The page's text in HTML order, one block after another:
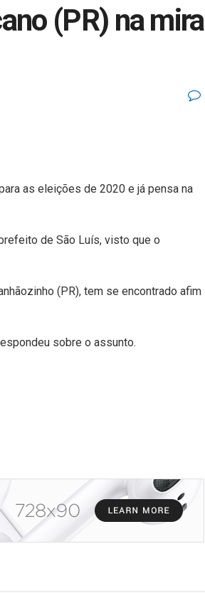
(PR) na mira
as eleições de 2020 e já pensa na
de São Luís, visto que o
(PR), tem se encontrado afim
sobre o assunto.